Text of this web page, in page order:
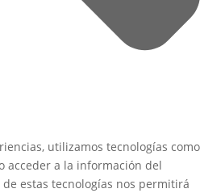
utilizamos tecnologías como
acceder a la información del
estas tecnologías nos permitirá